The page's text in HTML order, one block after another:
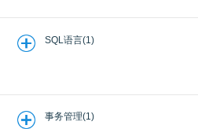
SQL语言(1)
事务管理(1)